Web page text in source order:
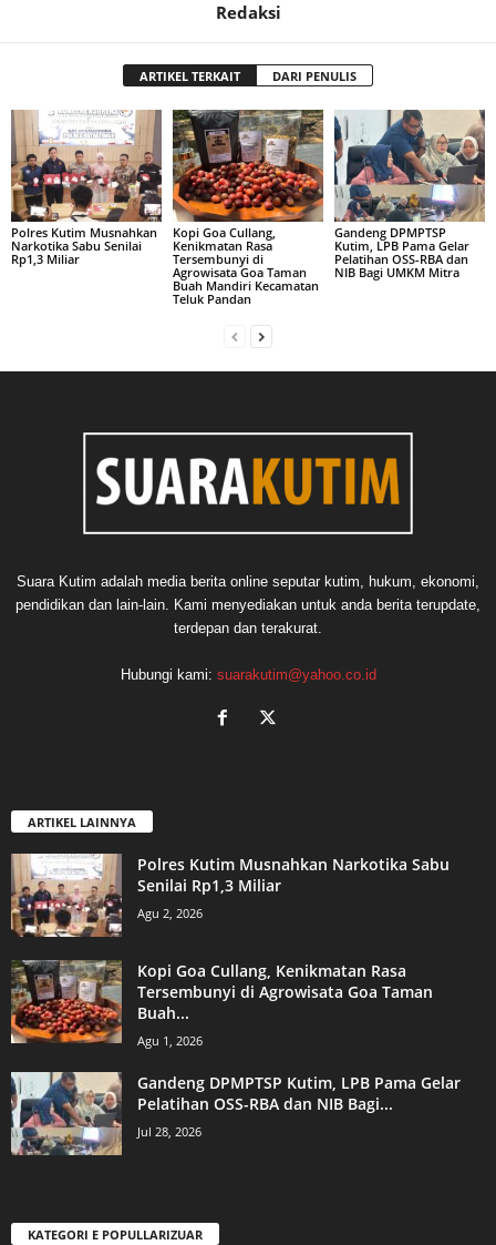
Redaksi
ARTIKEL TERKAIT DARI PENULIS
Polres Kutim Musnahkan
Narkotika Sabu Senilai
Rp1,3 Miliar
Kopi Goa Cullang,
Kenikmatan Rasa
Tersembunyi di
Agrowisata Goa Taman
Buah Mandiri Kecamatan
Teluk Pandan
Gandeng DPMPTSP
Kutim, LPB Pama Gelar
Pelatihan OSS-RBA dan
NIB Bagi UMKM Mitra
Suara Kutim adalah media berita online seputar kutim, hukum, ekonomi,
pendidikan dan lain-lain. Kami menyediakan untuk anda berita terupdate,
terdepan dan terakurat.
Hubungi kami: suarakutim@yahoo.co.id
ARTIKEL LAINNYA
Polres Kutim Musnahkan Narkotika Sabu
Senilai Rp1,3 Miliar
Agu 2, 2026
Kopi Goa Cullang, Kenikmatan Rasa
Tersembunyi di Agrowisata Goa Taman
Buah...
Agu 1, 2026
Gandeng DPMPTSP Kutim, LPB Pama Gelar
Pelatihan OSS-RBA dan NIB Bagi...
Jul 28, 2026
KATEGORI E POPULLARIZUAR